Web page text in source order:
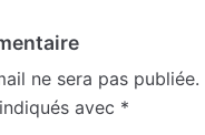
ne sera pas publiée.
avec *